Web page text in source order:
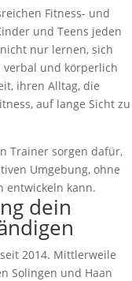
Fitness- und
und Teens jeden
nur lernen, sich
und körperlich
ihren Alltag, die
auf lange Sicht zu
Trainer sorgen dafür,
Umgebung, ohne
entwickeln kann.
dein
2014. Mittlerweile
Solingen und Haan